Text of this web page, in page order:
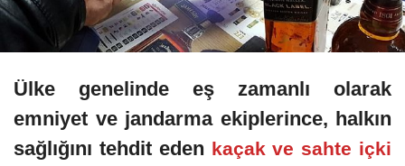
Ülke genelinde eş zamanlı olarak
emniyet ve jandarma ekiplerince, halkın
sağlığını tehdit eden kaçak ve sahte içki